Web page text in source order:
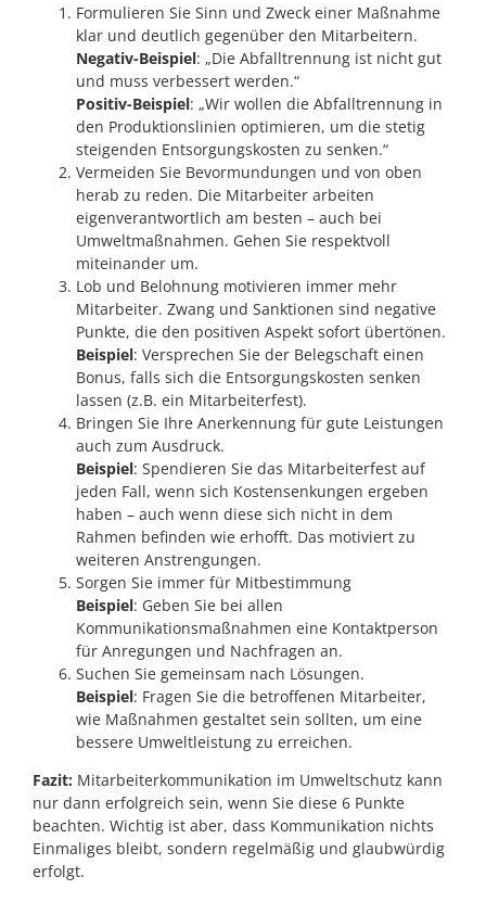
Formulieren Sie Sinn und Zweck einer Maßnahme
klar und deutlich gegenüber den Mitarbeitern.
Negativ-Beispiel: „Die Abfalltrennung ist nicht gut
und muss verbessert werden.“
Positiv-Beispiel: „Wir wollen die Abfalltrennung in
den Produktionslinien optimieren, um die stetig
steigenden Entsorgungskosten zu senken.“
Vermeiden Sie Bevormundungen und von oben
herab zu reden. Die Mitarbeiter arbeiten
eigenverantwortlich am besten – auch bei
Umweltmaßnahmen. Gehen Sie respektvoll
miteinander um.
Lob und Belohnung motivieren immer mehr
Mitarbeiter. Zwang und Sanktionen sind negative
Punkte, die den positiven Aspekt sofort übertönen.
Beispiel: Versprechen Sie der Belegschaft einen
Bonus, falls sich die Entsorgungskosten senken
lassen (z.B. ein Mitarbeiterfest).
Bringen Sie Ihre Anerkennung für gute Leistungen
auch zum Ausdruck.
Beispiel: Spendieren Sie das Mitarbeiterfest auf
jeden Fall, wenn sich Kostensenkungen ergeben
haben – auch wenn diese sich nicht in dem
Rahmen befinden wie erhofft. Das motiviert zu
weiteren Anstrengungen.
Sorgen Sie immer für Mitbestimmung
Beispiel: Geben Sie bei allen
Kommunikationsmaßnahmen eine Kontaktperson
für Anregungen und Nachfragen an.
Suchen Sie gemeinsam nach Lösungen.
Beispiel: Fragen Sie die betroffenen Mitarbeiter,
wie Maßnahmen gestaltet sein sollten, um eine
bessere Umweltleistung zu erreichen.
Fazit: Mitarbeiterkommunikation im Umweltschutz kann
nur dann erfolgreich sein, wenn Sie diese 6 Punkte
beachten. Wichtig ist aber, dass Kommunikation nichts
Einmaliges bleibt, sondern regelmäßig und glaubwürdig
erfolgt.